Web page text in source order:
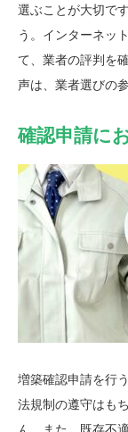
選ぶことが大切で
う。インターネッ
て、業者の評判を
声は、業者選びの
確認申請に
増築確認申請を行
法規制の遵守はも